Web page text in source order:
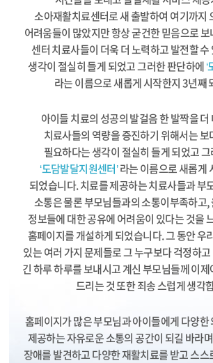
소아재활치료센터로 새 출발하여 여기까지
어려움들이 많았지만 항상 굳건한 믿음으로
센터 치료사들이 더욱 더 노력하고 발전할
생각이 절실히 들게 되었고 그러한 판단하에
라는 이름으로 새롭게 시작한지 3년째
아이들 치료의 성공의 발걸음 한 발짝을
치료사들의 역량을 증진하기 위해서는보
필요하다는 생각이 절실히 들게 되었고
‘도담발달지원센터’라는 이름으로새롭게
되었습니다. 치료를 제공하는 치료사들과 부
소통은 물론부모님들과의 소통이부족하고,
정보들에 대한 공유에 어려움이 있다는 것을
홈페이지를 개설하게 되었습니다. 그 동안 우
있는 여러 가지 문제들로그 누구보다 걱정하
긴 하루 하루를 보내시고 계신 부모님들께이제
드리는 것 또한 죄송 스럽게 생각
홈페이지가 많은 부모님과 아이들에게 다양한
제공하는 자유로운 소통의 공간이 되길 바라
장애를 발견하고 다양한 재활치료를 받고 스스